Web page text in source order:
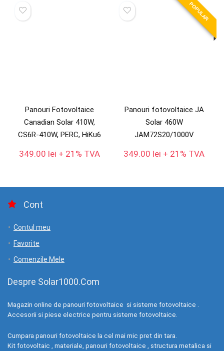
Panouri Fotovoltaice
Canadian Solar 410W,
CS6R-410W, PERC, HiKu6
349.00 lei + 21% TVA
POPULAR
Panouri fotovoltaice JA
Solar 460W
JAM72S20/1000V
349.00 lei + 21% TVA
Cont
Contul meu
Favorite
Comenzile Mele
Despre Solar1000.Com
Magazin online de panouri fotovoltaice si sisteme fotovoltaice .
Accesorii si piese electrice pentru sisteme fotovoltaice.
Cumpara panouri fotovoltaice la cel mai mic pret din tara.
Kit fotovoltaic , materiale, panouri fotovoltaice , structura metalica si